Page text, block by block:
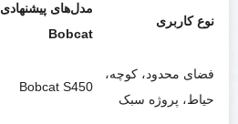
نوع کاربری
مدل‌های پیشنهادی
Bobcat
فضای محدود، کوچه،
حیاط، پروژه سبک
Bobcat S450